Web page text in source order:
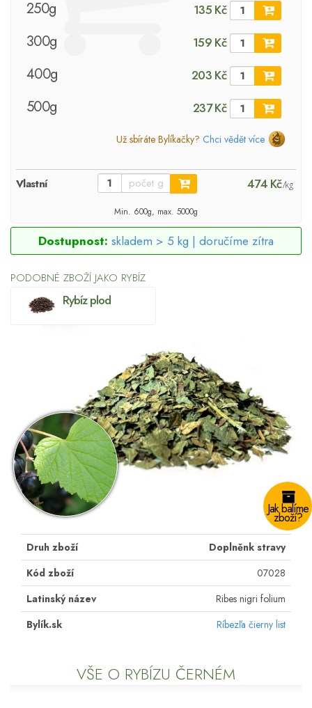
250g 135 Kč
300g 159 Kč
400g 203 Kč
500g 237 Kč
Už sbíráte Bylíkačky? Chci vědět více
Vlastní 474 Kč/kg
Min. 600g, max. 5000g
Dostupnost: skladem > 5 kg | doručíme zítra
PODOBNÉ ZBOŽÍ JAKO RYBÍZ
Rybíz plod
Jak balíme
zboží?
Druh zboží
Doplněnk stravy
Kód zboží
07028
Latinský název
Ribes nigri folium
Bylík.sk
Ríbezľa čierny list
VŠE O RYBÍZU ČERNÉM